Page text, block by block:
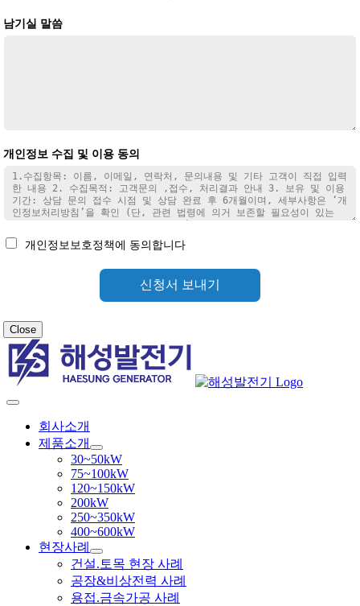
남기실 말씀
개인정보 수집 및 이용 동의
개인정보보호정책에 동의합니다
신청서 보내기
Close
Toggle
Navigation회사소개
제품소개
30~50kW
75~100kW
120~150kW
200kW
250~350kW
400~600kW
현장사례
건설.토목 현장 사례
공장&비상전력 사례
용접.금속가공 사례